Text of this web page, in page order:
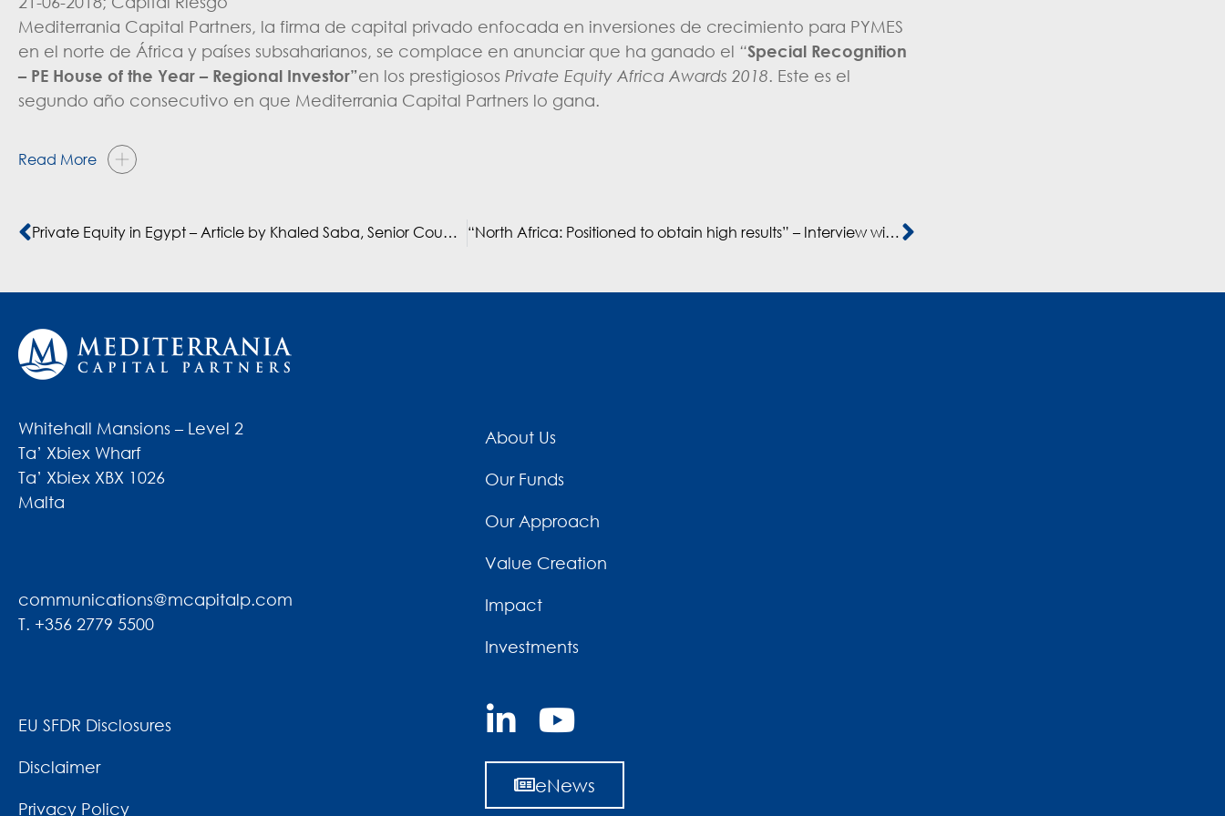
Mediterrania Capital Partners, la firma de capital privado enfocada en inversiones de crecimiento para PYMES
en el norte de África y países subsaharianos, se complace en anunciar que ha ganado el “Special Recognition
– PE House of the Year – Regional Investor”en los prestigiosos Private Equity Africa Awards 2018. Este es el
segundo año consecutivo en que Mediterrania Capital Partners lo gana.
Read More
Private Equity in Egypt – Article by Khaled Saba, Senior Country Advisor, Egypt “North Africa: Positioned to obtain high results” – Interview with Albert Alsina, by Private Equity International
Whitehall Mansions – Level 2
Ta’ Xbiex Wharf
Ta’ Xbiex XBX 1026
Malta
communications@mcapitalp.com
T. +356 2779 5500
About Us
Our Funds
Our Approach
Value Creation
Impact
Investments
EU SFDR Disclosures
Disclaimer
Privacy Policy
eNews